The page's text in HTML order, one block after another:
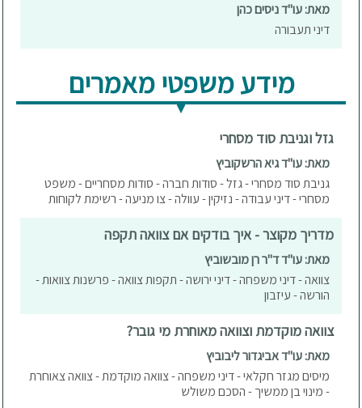
מאת: עו"ד ניסים כהן
דיני תעבורה
מידע משפטי מאמרים
גזל וגניבת סוד מסחרי
מאת: עו"ד גיא הרשקוביץ
גניבת סוד מסחרי - גזל - סודות חברה - סודות מסחריים - משפט
מסחרי - דיני עבודה - נזיקין - עוולה - צו מניעה - רשימת לקוחות
מדריך מקוצר - איך בודקים אם צוואה תקפה
מאת: עו"ד ד"ר רן מובשוביץ
צוואה - דיני משפחה - דיני ירושה - תקפות צוואה - פרשנות צוואות -
הורשה - עיזבון
צוואה מוקדמת וצוואה מאוחרת מי גובר?
מאת: עו"ד אביגדור ליבוביץ
מיסים מגזר חקלאי - דיני משפחה - צוואה מוקדמת - צוואה צאוחרת
- מינוי בן ממשיך - הסכם משולש